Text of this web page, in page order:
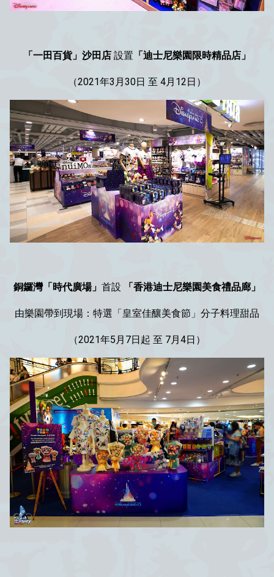
「一田百貨」沙田店 設置 「迪士尼樂園限時精品店」
（2021年3月30日 至 4月12日）
銅鑼灣「時代廣場」 首設 「香港迪士尼樂園美食禮品廊」
由樂園帶到現場：特選「皇室佳釀美食節」分子料理甜品
（2021年5月7日起 至 7月4日）